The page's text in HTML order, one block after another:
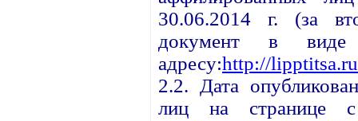
30.06.2014 г. (за
документ в
адресу:http://
2.2. Дата
лиц на странице с